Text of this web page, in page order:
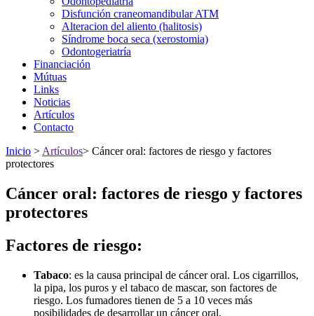
Disfunción craneomandibular ATM
Alteracion del aliento (halitosis)
Síndrome boca seca (xerostomia)
Odontogeriatría
Financiación
Mútuas
Links
Noticias
Artículos
Contacto
Inicio > Artículos> Cáncer oral: factores de riesgo y factores
protectores
Cáncer oral: factores de riesgo y factores
protectores
Factores de riesgo:
Tabaco: es la causa principal de cáncer oral. Los cigarrillos,
la pipa, los puros y el tabaco de mascar, son factores de
riesgo. Los fumadores tienen de 5 a 10 veces más
posibilidades de desarrollar un cáncer oral.